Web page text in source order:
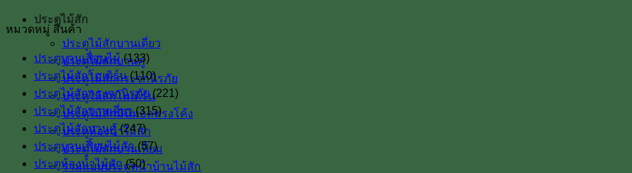
ประตูไม้สัก
ประตูไม้สักบานเดี่ยว
ประตูไม้สักบานคู่
ประตูไม้สักกระจกนิรภัย
ประตูไม้สักโมเดิร์น
ประตูไม้สักมินิมอลทรงโค้ง
ประตูห้องน้ำไม้สัก
ประตูไม้สักบานเฟี้ยม
รวมแบบประตูหน้าบ้านไม้สัก
หมวดหมู่ สินค้า
ประตูบานเลื่อนไม้ (133)
ประตูไม้สักโมเดิร์น (110)
ประตูไม้สักกระจกนิรภัย (221)
ประตูไม้สักบานเดี่ยว (315)
ประตูไม้สักบานคู่ (247)
ประตูบานเฟี้ยมไม้สัก (57)
ประตูห้องน้ำไม้สัก (50)